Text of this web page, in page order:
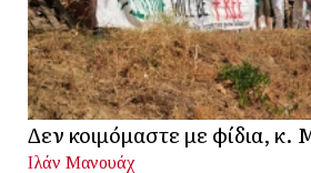
Δεν κοιμόμαστε με φίδια, κ.
Ιλάν Μανουάχ